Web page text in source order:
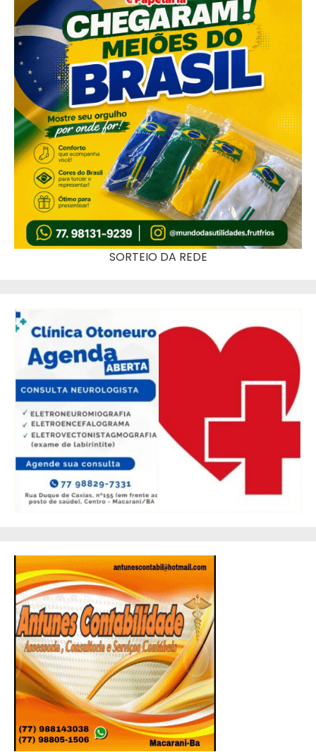
SORTEIO DA REDE